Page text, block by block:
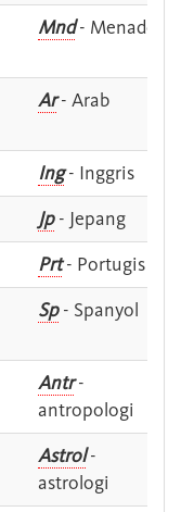
Mnd- Menado
Ar- Arab
Ing- Inggris
Jp- Jepang
Prt- Portugis
Sp- Spanyol
Antr-
antropologi
Astrol-
astrologi